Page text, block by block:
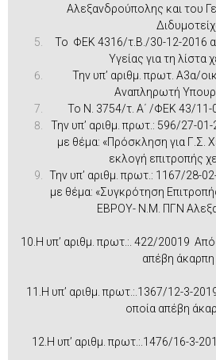
Αλεξανδρούπολης και του
Το ΦΕΚ 4316/τ.Β./30-12-2016
Υγείας για τη λίστα
Την υπ’ αριθμ. πρωτ. Α3α/
Αναπληρωτή
Το Ν. 3754/τ. Α΄ /ΦΕΚ 43/
Την υπ’ αριθμ. πρωτ.: 596/27-
με θέμα: «Πρόσκληση για Γ.Σ.
εκλογή επιτροπής
Την υπ’ αριθμ. πρωτ.: 1167/28-
με θέμα: «Συγκρότηση
ΕΒΡΟΥ- Ν.Μ. ΠΓΝ
10.Η υπ’ αριθμ. πρωτ.:. 422/20019
απέβη άκαρπη
11.Η υπ’ αριθμ. πρωτ.:.1367/12-3-
οποία απέβη
12.Η υπ’ αριθμ. πρωτ.:.1476/16-3-